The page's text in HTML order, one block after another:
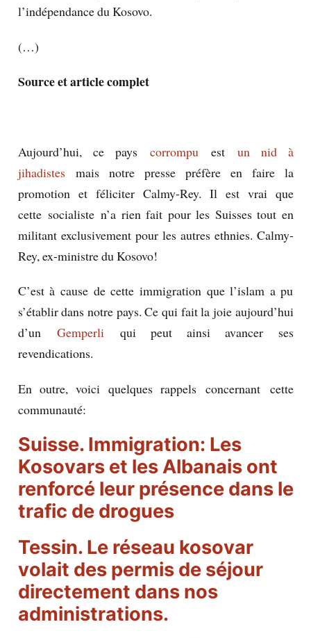
l’indépendance du Kosovo.
(…)
Source et article complet
Aujourd’hui, ce pays corrompuest un nid à
jihadistes mais notre presse préfère en faire la
promotion et féliciter Calmy-Rey. Il est vrai que
cette socialiste n’a rien fait pour les Suisses tout en
militant exclusivement pour les autres ethnies. Calmy-
Rey, ex-ministre du Kosovo!
C’est à cause de cette immigration que l’islam a pu
s’établir dans notre pays. Ce qui fait la joie aujourd’hui
d’un Gemperliqui peut ainsi avancer ses
revendications.
En outre, voici quelques rappels concernant cette
communauté:
Suisse. Immigration: Les
Kosovars et les Albanais ont
renforcé leur présence dans le
trafic de drogues
Tessin. Le réseau kosovar
volait des permis de séjour
directement dans nos
administrations.